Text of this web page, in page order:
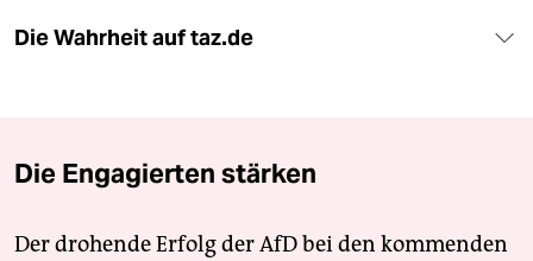
Die Wahrheit auf taz.de
Die Engagierten stärken
Der drohende Erfolg der AfD bei den kommenden